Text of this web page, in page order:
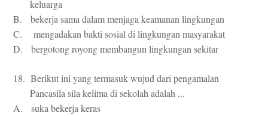
keluarga
B. bekerja sama dalam menjaga keamanan lingkungan
C. mengadakan bakti sosial di lingkungan masyarakat
D. bergotong royong membangun lingkungan sekitar
18. Berikut ini yang termasuk wujud dari pengamalan
Pancasila sila kelima di sekolah adalah ...
A. suka bekerja keras